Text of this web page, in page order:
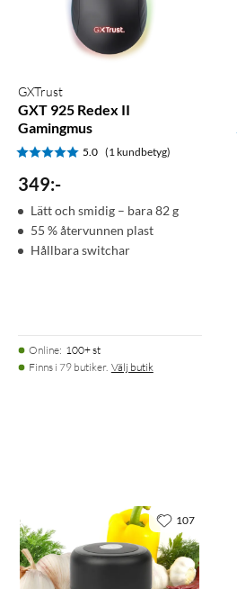
GXTrust
GXT 925 Redex II
Gamingmus
5.0 (1 kundbetyg)
349:-
Lätt och smidig – bara 82 g
55 % återvunnen plast
Hållbara switchar
Online: 100+ st
Finns i 79 butiker. Välj butik
107